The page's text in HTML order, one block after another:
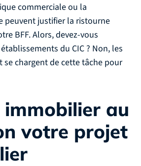
commerciale ou la
peuvent justifier la ristourne
BFF. Alors, devez-vous
du CIC ? Non, les
chargent de cette tâche pour
au
votre projet